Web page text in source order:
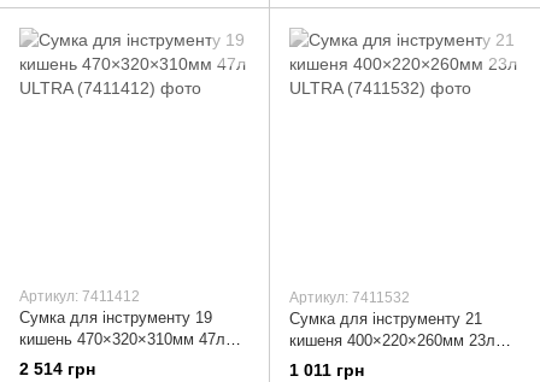
Артикул: 7411412
Сумка для інструменту 19
кишень 470×320×310мм 47л
ULTRA (7411412)
2 514 грн
Артикул: 7411532
Сумка для інструменту 21
кишеня 400×220×260мм 23л
ULTRA (7411532)
1 011 грн